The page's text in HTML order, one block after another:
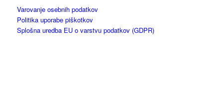
Varovanje osebnih podatkov
Politika uporabe piškotkov
Splošna uredba EU o varstvu podatkov (GDPR)